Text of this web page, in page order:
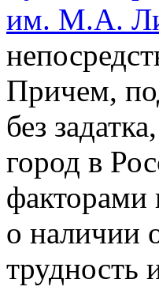
им. М.А.
Причем,
без
город в
факторами
о наличии
трудность